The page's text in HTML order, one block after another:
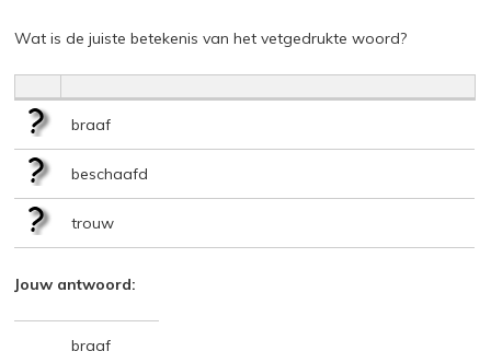
Wat is de juiste betekenis van het vetgedrukte woord?
braaf
beschaafd
trouw
Jouw antwoord:
braaf